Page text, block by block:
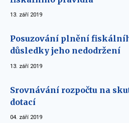
13. září 2019
Posuzování plnění
důsledky jeho nedodržení
13. září 2019
Srovnávání rozpočtu na
dotací
04. září 2019